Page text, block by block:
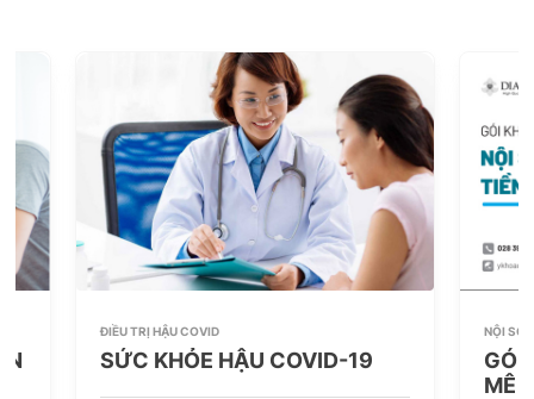
ĐIỀU TRỊ HẬU COVID
SỨC KHỎE HẬU COVID-19
NỘI SOI
GÓI
MÊ